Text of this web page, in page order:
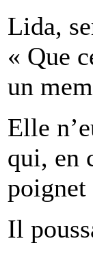
Lida,
« Que
un
Elle
qui, en
poignet
Il